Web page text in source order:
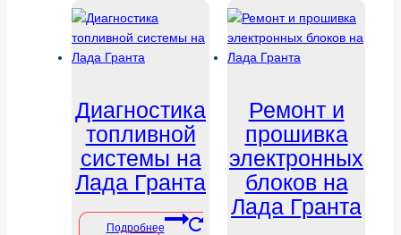
Диагностика
топливной
системы на
Лада Гранта
Подробнее
Ремонт и
прошивка
электронных
блоков на
Лада Гранта